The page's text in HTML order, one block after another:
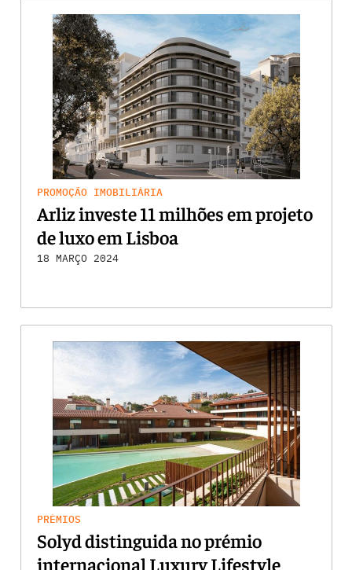
PROMOÇÃO IMOBILIÁRIA
Arliz investe 11 milhões em projeto
de luxo em Lisboa
18 MARÇO 2024
PRÉMIOS
Solyd distinguida no prémio
internacional Luxury Lifestyle